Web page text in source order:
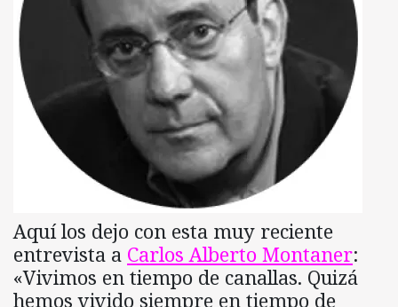
Aquí los dejo con esta muy reciente
entrevista a Carlos Alberto Montaner:
«Vivimos en tiempo de canallas. Quizá
hemos vivido siempre en tiempo de